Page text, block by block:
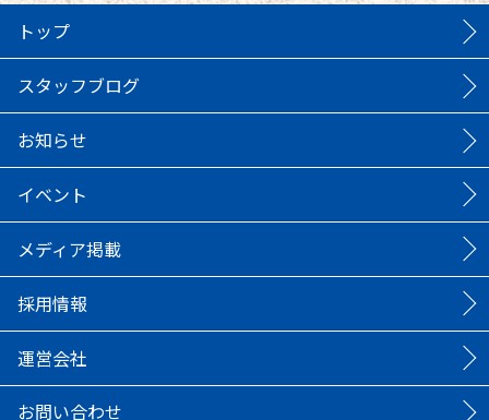
トップ
スタッフブログ
お知らせ
イベント
メディア掲載
採用情報
運営会社
お問い合わせ